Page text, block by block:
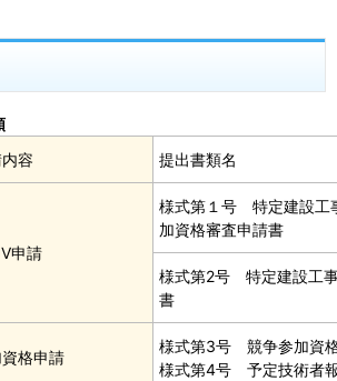
容
提出書類名
申請
様式第１号 特定建設工
加資格審査申請書
様式第2号 特定建設工
書
格申請
様式第3号 競争参加資
様式第4号 予定技術者